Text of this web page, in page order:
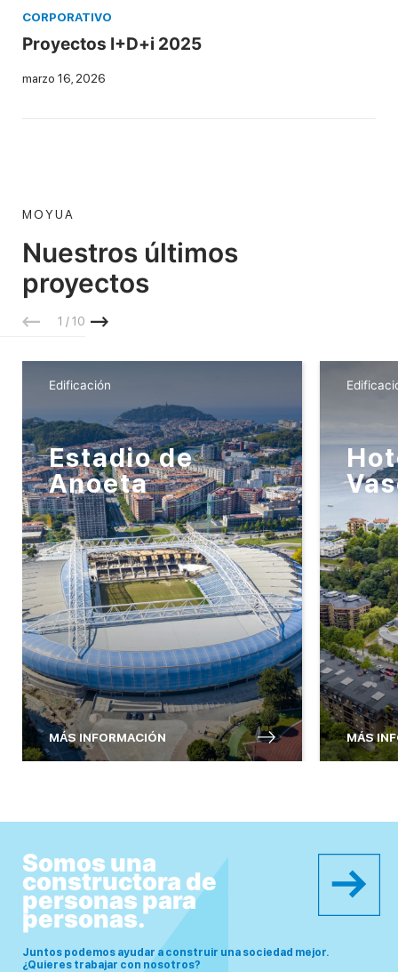
CORPORATIVO
Proyectos I+D+i 2025
marzo 16, 2026
MOYUA
Nuestros últimos
proyectos
1 / 10
Edificación
Estadio de
Anoeta
MÁS INFORMACIÓN MÁS
Somos una
constructora de
personas para
personas.
Juntos podemos ayudar a construir una sociedad mejor.
¿Quieres trabajar con nosotros?